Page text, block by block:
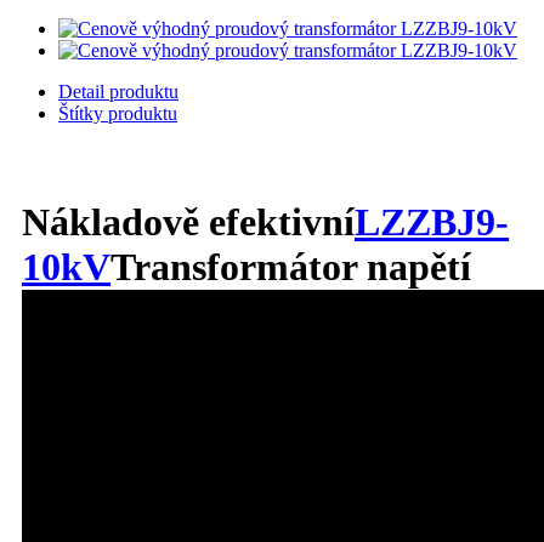
Detail produktu
Štítky produktu
Nákladově efektivníLZZBJ9-
10kVTransformátor napětí